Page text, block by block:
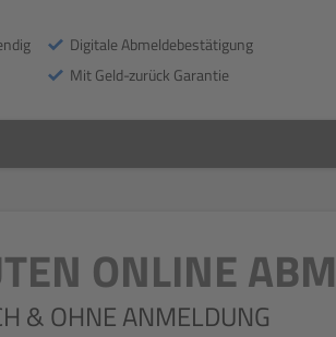
Digitale Abmeldebestätigung
Mit Geld-zurück Garantie
ONLINE
& OHNE ANMELDUNG